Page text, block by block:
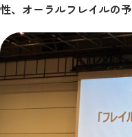
性、オーラルフレイルの